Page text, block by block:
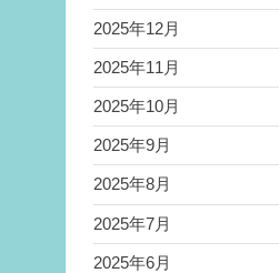
2025年12月
2025年11月
2025年10月
2025年9月
2025年8月
2025年7月
2025年6月